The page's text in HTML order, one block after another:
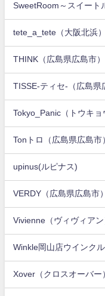
SweetRoom～スイート
tete_a_tete（大阪北浜）
THINK（広島県広島市）
TISSE-ティセ-（広島県
Tokyo_Panic（トウキョ
Tonトロ（広島県広島市
upinus(ルピナス)
VERDY（広島県広島市）
Vivienne（ヴィヴィアン
Winkle岡山店ウインクル
Xover（クロスオーバー